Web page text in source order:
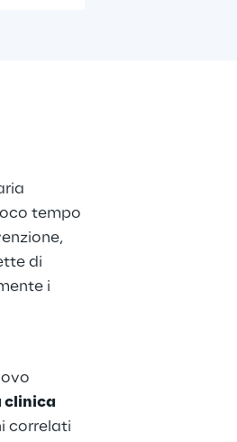
tempo
di
i
clinica
correlati